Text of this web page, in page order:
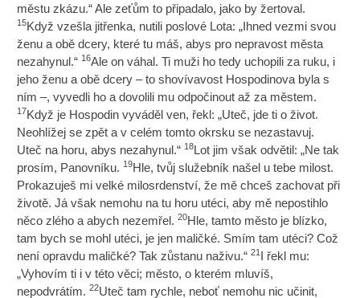
městu zkázu.“ Ale zeťům to připadalo, jako by žertoval.
15Když vzešla jitřenka, nutili poslové Lota: „Ihned vezmi svou
ženu a obě dcery, které tu máš, abys pro nepravost města
nezahynul.“16Ale on váhal. Ti muži ho tedy uchopili za ruku, i
jeho ženu a obě dcery – to shovívavost Hospodinova byla s
ním –, vyvedli ho a dovolili mu odpočinout až za městem.
17Když je Hospodin vyváděl ven, řekl: „Uteč, jde ti o život.
Neohlížej se zpět a v celém tomto okrsku se nezastavuj.
Uteč na horu, abys nezahynul.“18Lot jim však odvětil: „Ne tak
prosím, Panovníku.19Hle, tvůj služebník našel u tebe milost.
Prokazuješ mi velké milosrdenství, že mě chceš zachovat při
životě. Já však nemohu na tu horu utéci, aby mě nepostihlo
něco zlého a abych nezemřel.20Hle, tamto město je blízko,
tam bych se mohl utéci, je jen maličké. Smím tam utéci? Což
není opravdu maličké? Tak zůstanu naživu.“21 I řekl mu:
„Vyhovím ti i v této věci; město, o kterém mluvíš,
nepodvrátím.22Uteč tam rychle, neboť nemohu nic učinit,